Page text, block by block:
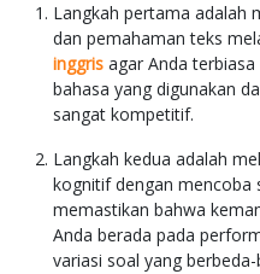
Langkah pertama adalah
dan pemahaman teks
inggris agar Anda
bahasa yang digunakan
sangat kompetitif.
Langkah kedua adalah
kognitif dengan mencoba
memastikan bahwa
Anda berada pada
variasi soal yang berbeda-